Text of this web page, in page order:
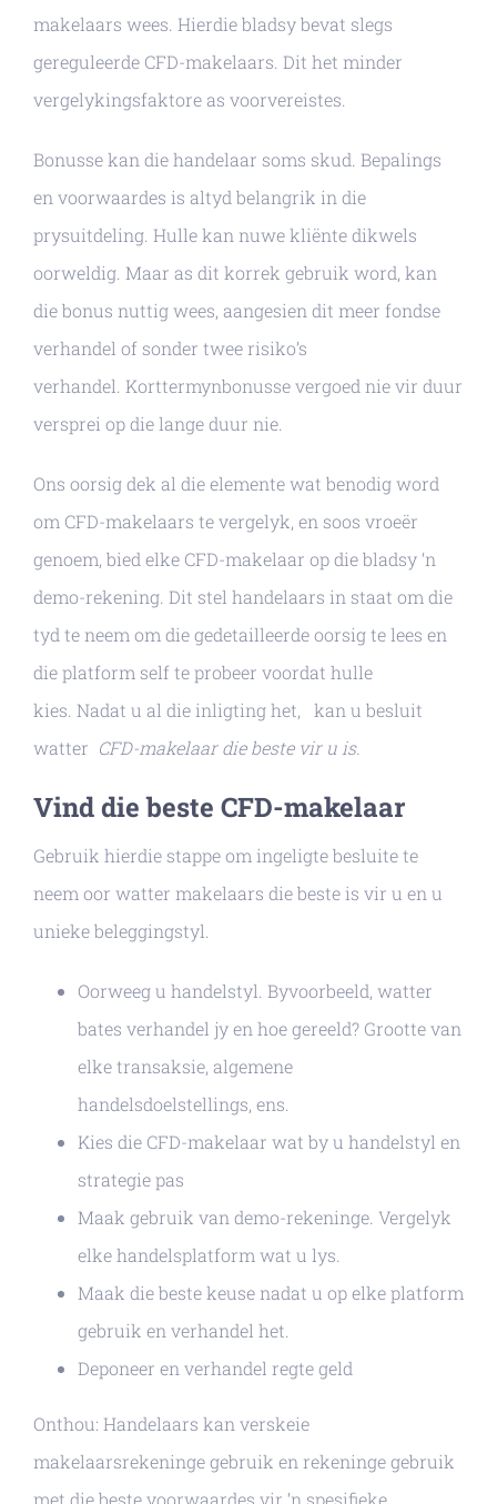
makelaars wees. Hierdie bladsy bevat slegs
gereguleerde CFD-makelaars. Dit het minder
vergelykingsfaktore as voorvereistes.
Bonusse kan die handelaar soms skud. Bepalings
en voorwaardes is altyd belangrik in die
prysuitdeling. Hulle kan nuwe kliënte dikwels
oorweldig. Maar as dit korrek gebruik word, kan
die bonus nuttig wees, aangesien dit meer fondse
verhandel of sonder twee risiko’s
verhandel. Korttermynbonusse vergoed nie vir duur
versprei op die lange duur nie.
Ons oorsig dek al die elemente wat benodig word
om CFD-makelaars te vergelyk, en soos vroeër
genoem, bied elke CFD-makelaar op die bladsy ‘n
demo-rekening. Dit stel handelaars in staat om die
tyd te neem om die gedetailleerde oorsig te lees en
die platform self te probeer voordat hulle
kies. Nadat u al die inligting het, kan u besluit
watter CFD-makelaar die beste vir u is.
Vind die beste CFD-makelaar
Gebruik hierdie stappe om ingeligte besluite te
neem oor watter makelaars die beste is vir u en u
unieke beleggingstyl.
Oorweeg u handelstyl. Byvoorbeeld, watter
bates verhandel jy en hoe gereeld? Grootte van
elke transaksie, algemene
handelsdoelstellings, ens.
Kies die CFD-makelaar wat by u handelstyl en
strategie pas
Maak gebruik van demo-rekeninge. Vergelyk
elke handelsplatform wat u lys.
Maak die beste keuse nadat u op elke platform
gebruik en verhandel het.
Deponeer en verhandel regte geld
Onthou: Handelaars kan verskeie
makelaarsrekeninge gebruik en rekeninge gebruik
met die beste voorwaardes vir ‘n spesifieke